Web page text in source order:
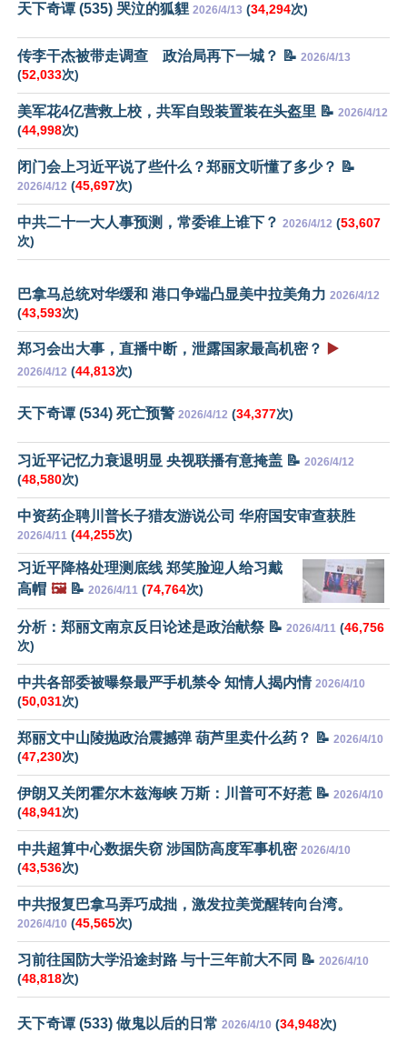
天下奇谭 (535) 哭泣的狐貍 2026/4/13 (34,294次)
传李干杰被带走调查 政治局再下一城？ 📝 2026/4/13
(52,033次)
美军花4亿营救上校，共军自毁装置装在头盔里 📝 2026/4/12
(44,998次)
闭门会上习近平说了些什么？郑丽文听懂了多少？ 📝
2026/4/12 (45,697次)
中共二十一大人事预测，常委谁上谁下？ 2026/4/12 (53,607
次)
巴拿马总统对华缓和 港口争端凸显美中拉美角力 2026/4/12
(43,593次)
郑习会出大事，直播中断，泄露国家最高机密？ ▶️
2026/4/12 (44,813次)
天下奇谭 (534) 死亡预警 2026/4/12 (34,377次)
习近平记忆力衰退明显 央视联播有意掩盖 📝 2026/4/12
(48,580次)
中资药企聘川普长子猎友游说公司 华府国安审查获胜
2026/4/11 (44,255次)
习近平降格处理测底线 郑笑脸迎人给习戴
高帽 🖼️📝 2026/4/11 (74,764次)
分析：郑丽文南京反日论述是政治献祭 📝 2026/4/11 (46,756
次)
中共各部委被曝祭最严手机禁令 知情人揭内情 2026/4/10
(50,031次)
郑丽文中山陵抛政治震撼弹 葫芦里卖什么药？ 📝 2026/4/10
(47,230次)
伊朗又关闭霍尔木兹海峡 万斯：川普可不好惹 📝 2026/4/10
(48,941次)
中共超算中心数据失窃 涉国防高度军事机密 2026/4/10
(43,536次)
中共报复巴拿马弄巧成拙，激发拉美觉醒转向台湾。
2026/4/10 (45,565次)
习前往国防大学沿途封路 与十三年前大不同 📝 2026/4/10
(48,818次)
天下奇谭 (533) 做鬼以后的日常 2026/4/10 (34,948次)